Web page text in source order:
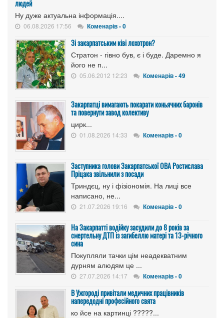
людей
Ну дуже актуальна інформація....
06.08.2026 17:56 Коменарів - 0
Зі закарпатським ківі лохотрон?
Стратон - гівно був, є і буде. Даремно я
його не п...
05.06.2012 12:23 Коменарів - 49
Закарпатці вимагають покарати коньячних баронів
та повернути завод колективу
цирк...
01.08.2026 14:33 Коменарів - 0
Заступника голови Закарпатської ОВА Ростислава
Пріцака звільнили з посади
Триндєц, ну і фізіономія. На лиці все
написано, не...
21.07.2026 19:16 Коменарів - 0
На Закарпатті водійку засудили до 8 років за
смертельну ДТП із загибеллю матері та 13-річного
сина
Покупляли тачки цім неадекватним
дурням алюдям це ...
27.07.2026 14:17 Коменарів - 0
В Ужгороді привітали медичних працівників
напередодні професійного свята
ко йсе на картинці ?????...